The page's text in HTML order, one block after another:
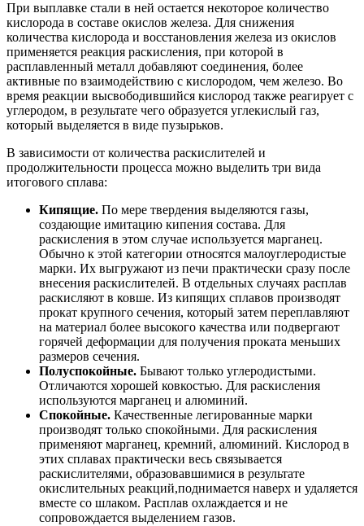
При выплавке стали в ней остается некоторое количество
кислорода в составе окислов железа. Для снижения
количества кислорода и восстановления железа из окислов
применяется реакция раскисления, при которой в
расплавленный металл добавляют соединения, более
активные по взаимодействию с кислородом, чем железо. Во
время реакции высвободившийся кислород также реагирует с
углеродом, в результате чего образуется углекислый газ,
который выделяется в виде пузырьков.
В зависимости от количества раскислителей и
продолжительности процесса можно выделить три вида
итогового сплава:
Кипящие. По мере твердения выделяются газы,
создающие имитацию кипения состава. Для
раскисления в этом случае используется марганец.
Обычно к этой категории относятся малоуглеродистые
марки. Их выгружают из печи практически сразу после
внесения раскислителей. В отдельных случаях расплав
раскисляют в ковше. Из кипящих сплавов производят
прокат крупного сечения, который затем переплавляют
на материал более высокого качества или подвергают
горячей деформации для получения проката меньших
размеров сечения.
Полуспокойные. Бывают только углеродистыми.
Отличаются хорошей ковкостью. Для раскисления
используются марганец и алюминий.
Спокойные. Качественные легированные марки
производят только спокойными. Для раскисления
применяют марганец, кремний, алюминий. Кислород в
этих сплавах практически весь связывается
раскислителями, образовавшимися в результате
окислительных реакций,поднимается наверх и удаляется
вместе со шлаком. Расплав охлаждается и не
сопровождается выделением газов.